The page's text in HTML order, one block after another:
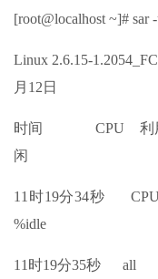
[root@localhost ~]# sar
Linux 2.6.15-
月12日
时间 CPU 利用
闲
11时19分34秒
%idle
11时19分35秒